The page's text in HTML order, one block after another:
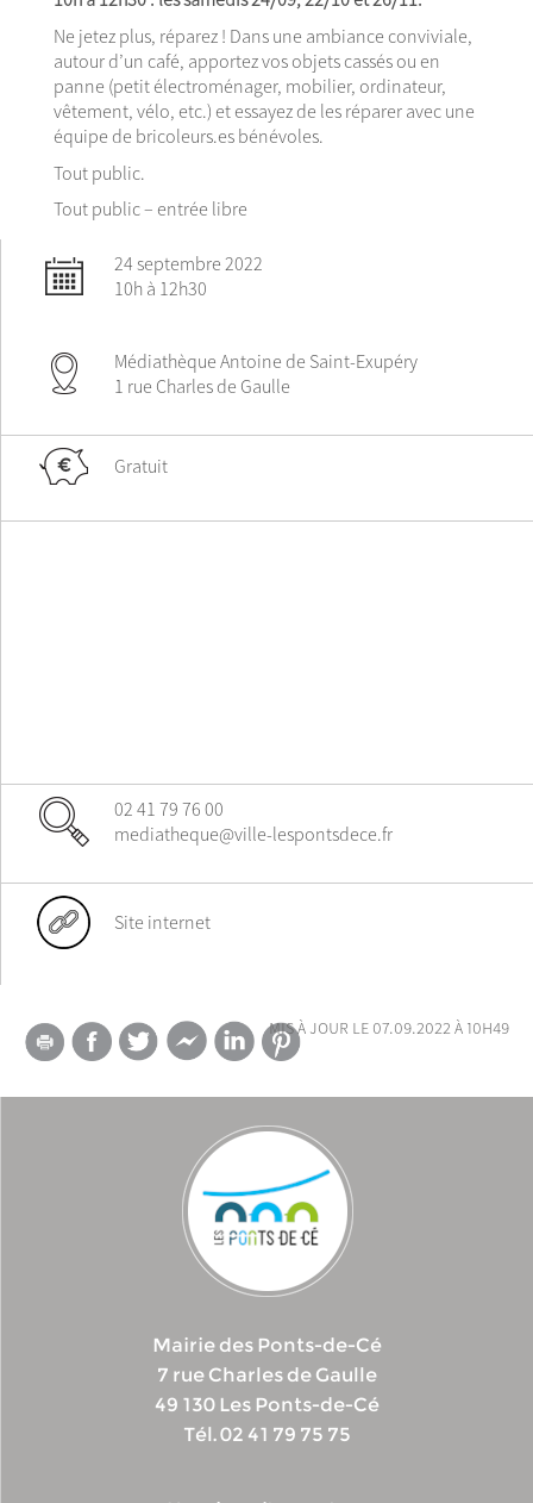
Ne jetez plus, réparez ! Dans une ambiance conviviale,
autour d’un café, apportez vos objets cassés ou en
panne (petit électroménager, mobilier, ordinateur,
vêtement, vélo, etc.) et essayez de les réparer avec une
équipe de bricoleurs.es bénévoles.
Tout public.
Tout public – entrée libre
24 septembre 2022
10h à 12h30
Médiathèque Antoine de Saint-Exupéry
1 rue Charles de Gaulle
Gratuit
02 41 79 76 00
mediatheque@ville-lespontsdece.fr
Site internet
mis à jour le 07.09.2022 à 10h49
Mairie des Ponts-de-Cé
7 rue Charles de Gaulle
49 130 Les Ponts-de-Cé
Tél. 02 41 79 75 75